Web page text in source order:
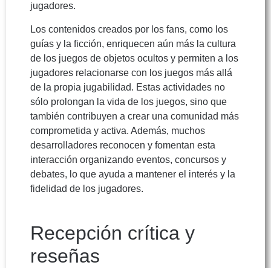
jugadores.
Los contenidos creados por los fans, como los
guías y la ficción, enriquecen aún más la cultura
de los juegos de objetos ocultos y permiten a los
jugadores relacionarse con los juegos más allá
de la propia jugabilidad. Estas actividades no
sólo prolongan la vida de los juegos, sino que
también contribuyen a crear una comunidad más
comprometida y activa. Además, muchos
desarrolladores reconocen y fomentan esta
interacción organizando eventos, concursos y
debates, lo que ayuda a mantener el interés y la
fidelidad de los jugadores.
Recepción crítica y
reseñas